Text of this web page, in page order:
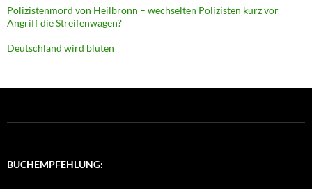
Polizistenmord von Heilbronn – wechselten Polizisten kurz vor
Angriff die Streifenwagen?
Deutschland wird bluten
BUCHEMPFEHLUNG: